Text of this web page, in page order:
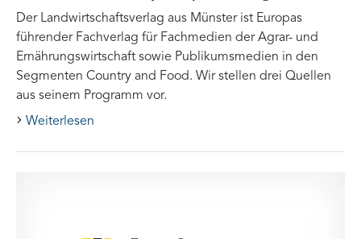
Der Landwirtschaftsverlag aus Münster ist Europas
führender Fachverlag für Fachmedien der Agrar- und
Ernährungswirtschaft sowie Publikumsmedien in den
Segmenten Country and Food. Wir stellen drei Quellen
aus seinem Programm vor.
Weiterlesen